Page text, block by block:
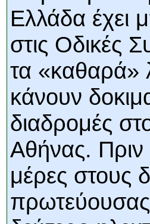
Ελλάδα έχει
στις Οδικές
τα «καθαρά»
κάνουν
διαδρομές
Αθήνας. Πριν
μέρες στους